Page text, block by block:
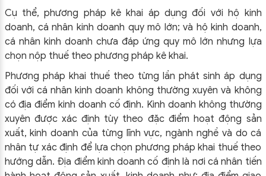
Cụ thể, phương pháp kê khai áp dụng đối với hộ kinh
doanh, cá nhân kinh doanh quy mô lớn; và hộ kinh doanh,
cá nhân kinh doanh chưa đáp ứng quy mô lớn nhưng lựa
chọn nộp thuế theo phương pháp kê khai.
Phương pháp khai thuế theo từng lần phát sinh áp dụng
đối với cá nhân kinh doanh không thường xuyên và không
có địa điểm kinh doanh cố định. Kinh doanh không thường
xuyên được xác định tùy theo đặc điểm hoạt động sản
xuất, kinh doanh của từng lĩnh vực, ngành nghề và do cá
nhân tự xác định để lựa chọn phương pháp khai thuế theo
hướng dẫn. Địa điểm kinh doanh cố định là nơi cá nhân tiến